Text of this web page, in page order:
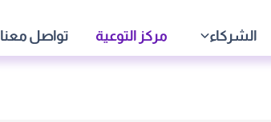
الشركاء مركز التوعية تواصل معنا